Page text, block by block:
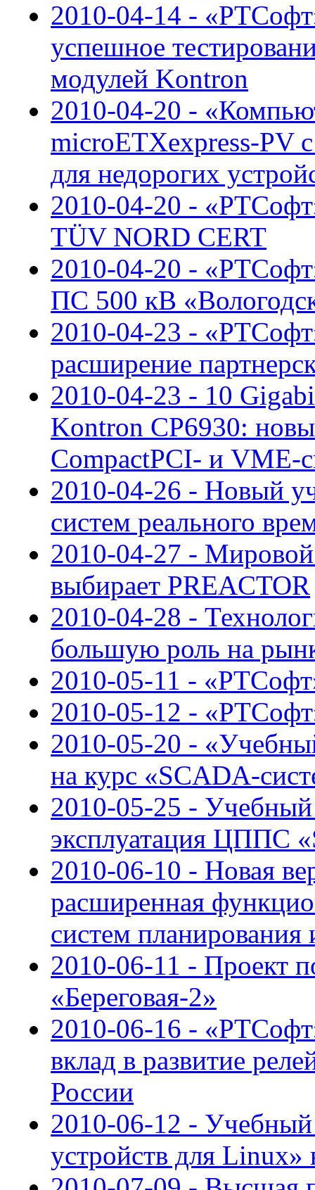
2010-04-14 -
успешное
модулей Kontron
2010-04-20 -
microETXexpress-PV
для недорогих
2010-04-20 -
TÜV NORD CERT
2010-04-20 -
ПС 500 кВ
2010-04-23 -
расширение
2010-04-23 - 10
Kontron CP6930:
CompactPCI- и VME-
2010-04-26 - Новый
систем реального
2010-04-27 - Мировой
выбирает PREACTOR
2010-04-28 -
большую роль на
2010-05-11 -
2010-05-12 -
2010-05-20 -
на курс «SCADA-
2010-05-25 -
эксплуатация ЦППС
2010-06-10 - Новая
расширенная
систем планирования
2010-06-11 - Проект
«Береговая-2»
2010-06-16 -
вклад в развитие
России
2010-06-12 - Учебный
устройств для Linux»